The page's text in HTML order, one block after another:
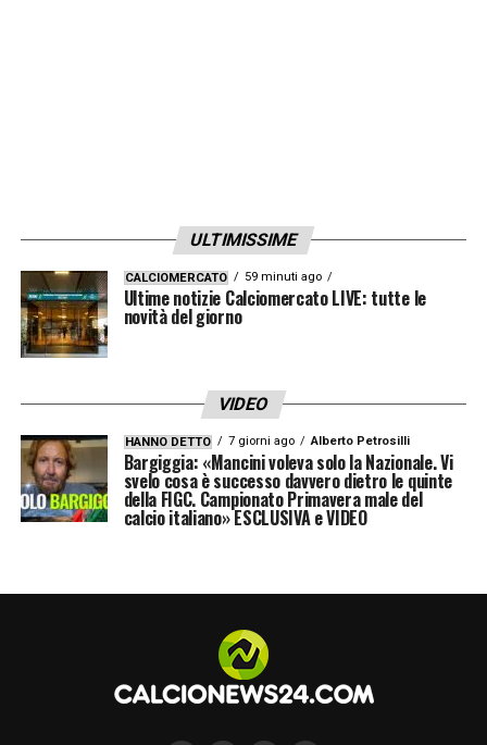
LA PLAYLIST DELLE NOSTRE TOP NEWS
ULTIMISSIME
CALCIOMERCATO 59 minuti ago
Ultime notizie Calciomercato LIVE: tutte le
novità del giorno
VIDEO
HANNO DETTO 7 giorni ago Alberto Petrosilli
Bargiggia: «Mancini voleva solo la Nazionale. Vi
svelo cosa è successo davvero dietro le quinte
della FIGC. Campionato Primavera male del
calcio italiano» ESCLUSIVA e VIDEO